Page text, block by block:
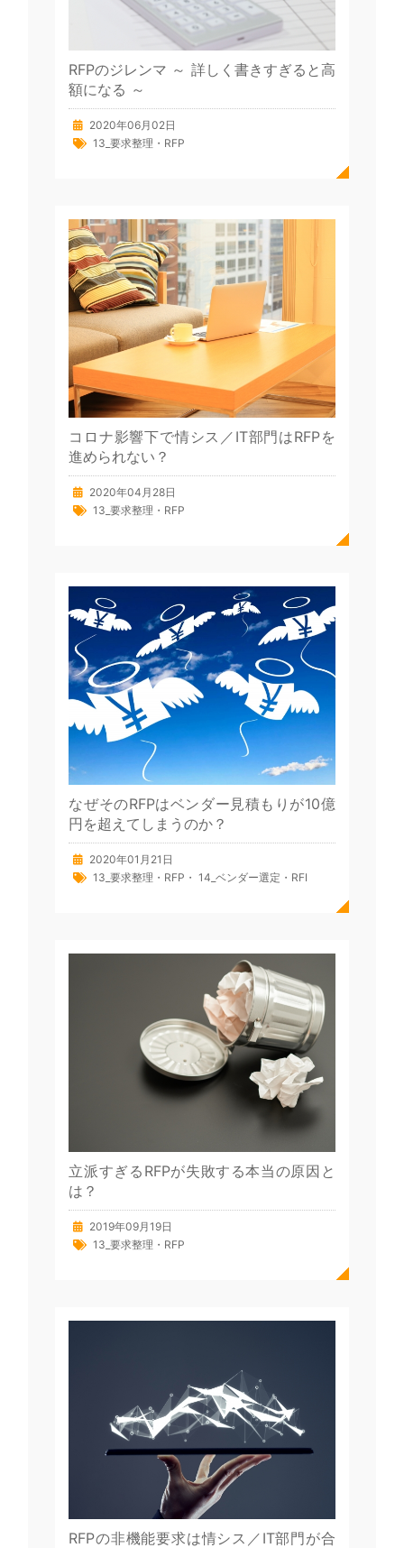
RFPのジレンマ ～ 詳しく書きすぎると高
額になる ～
2020年06月02日
13_要求整理・RFP
コロナ影響下で情シス／IT部門はRFPを
進められない？
2020年04月28日
13_要求整理・RFP
なぜそのRFPはベンダー見積もりが10億
円を超えてしまうのか？
2020年01月21日
13_要求整理・RFP ・14_ベンダー選定・RFI
立派すぎるRFPが失敗する本当の原因と
は？
2019年09月19日
13_要求整理・RFP
RFPの非機能要求は情シス／IT部門が合